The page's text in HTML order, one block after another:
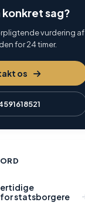
konkret sag?
vurdering af
for 24 timer.
os
statsborgere